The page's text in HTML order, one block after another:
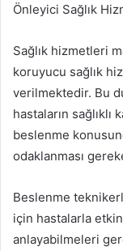
Önleyici Sağlık
Sağlık hizmetleri
koruyucu sağlık
verilmektedir. Bu
hastaların sağlıklı
beslenme
odaklanması
Beslenme
için hastalarla
anlayabilmeleri